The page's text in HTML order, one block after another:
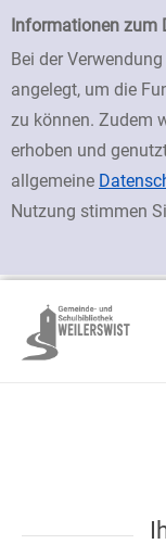
Einfache
Informationen zum
Bei der
angelegt, um die
zu können. Zudem
erhoben und
allgemeine
Nutzung stimmen
zur Navigation
zum Inhalt springen
Zu den Suchfiltern
Zur Trefferliste